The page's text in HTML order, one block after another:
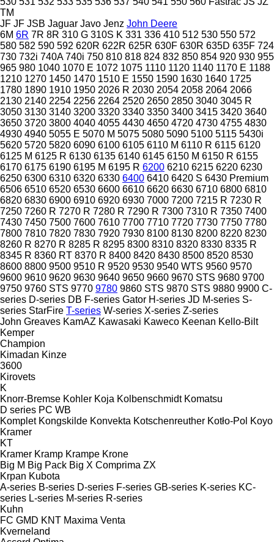
TM
JF JF JSB Jaguar Javo Jenz John Deere
6M 6R 7R 8R 310 G 310S K 331 336 410 512 530 550 572
580 582 590 592 620R 622R 625R 630F 630R 635D 635F 724
730 732i 740A 740i 750 810 818 824 832 850 854 920 930 955
965 980 1040 1070 E 1072 1075 1110 1120 1140 1170 E 1188
1210 1270 1450 1470 1510 E 1550 1590 1630 1640 1725
1780 1890 1910 1950 2026 R 2030 2054 2058 2064 2066
2130 2140 2254 2256 2264 2520 2650 2850 3040 3045 R
3050 3130 3140 3200 3320 3340 3350 3400 3415 3420 3640
3650 3720 3800 4040 4055 4430 4650 4720 4730 4755 4830
4930 4940 5055 E 5070 M 5075 5080 5090 5100 5115 5430i
5620 5720 5820 6090 6100 6105 6110 M 6110 R 6115 6120
6125 M 6125 R 6130 6135 6140 6145 6150 M 6150 R 6155
6170 6175 6190 6195 M 6195 R 6200 6210 6215 6220 6230
6250 6300 6310 6320 6330 6400 6410 6420 S 6430 Premium
6506 6510 6520 6530 6600 6610 6620 6630 6710 6800 6810
6820 6830 6900 6910 6920 6930 7000 7200 7215 R 7230 R
7250 7260 R 7270 R 7280 R 7290 R 7300 7310 R 7350 7400
7430 7450 7500 7600 7610 7700 7710 7720 7730 7750 7780
7800 7810 7820 7830 7920 7930 8100 8130 8200 8220 8230
8260 R 8270 R 8285 R 8295 8300 8310 8320 8330 8335 R
8345 R 8360 RT 8370 R 8400 8420 8430 8500 8520 8530
8600 8800 9500 9510 R 9520 9530 9540 WTS 9560 9570
9600 9610 9620 9630 9640 9650 9660 9670 STS 9680 9700
9750 9760 STS 9770 9780 9860 STS 9870 STS 9880 9900 C-
series D-series DB F-series Gator H-series JD M-series S-
series StarFire T-series W-series X-series Z-series
John Greaves KamAZ Kawasaki Kaweco Keenan Kello-Bilt
Kemper
Champion
Kimadan Kinze
3600
Kirovets
K
Knorr-Bremse Kohler Koja Kolbenschmidt Komatsu
D series PC WB
Komplet Kongskilde Konvekta Kotschenreuther Kotło-Pol Koyo
Kramer
KT
Kramer Kramp Krampe Krone
Big M Big Pack Big X Comprima ZX
Krpan Kubota
A-series B-series D-series F-series GB-series K-series KC-
series L-series M-series R-series
Kuhn
FC GMD KNT Maxima Venta
Kverneland